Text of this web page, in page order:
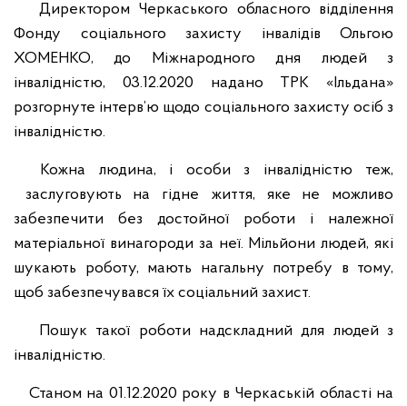
Директором Черкаського обласного відділення
Фонду соціального захисту інвалідів Ольгою
ХОМЕНКО, до Міжнародного дня людей з
інвалідністю, 03.12.2020 надано ТРК «Ільдана»
розгорнуте інтерв’ю щодо соціального захисту осіб з
інвалідністю.
Кожна людина, і особи з інвалідністю теж,
заслуговують на гідне життя, яке не можливо
забезпечити без достойної роботи і належної
матеріальної винагороди за неї. Мільйони людей, які
шукають роботу, мають нагальну потребу в тому,
щоб забезпечувався їх соціальний захист.
Пошук такої роботи надскладний для людей з
інвалідністю.
Станом на 01.12.2020 року в Черкаській області на